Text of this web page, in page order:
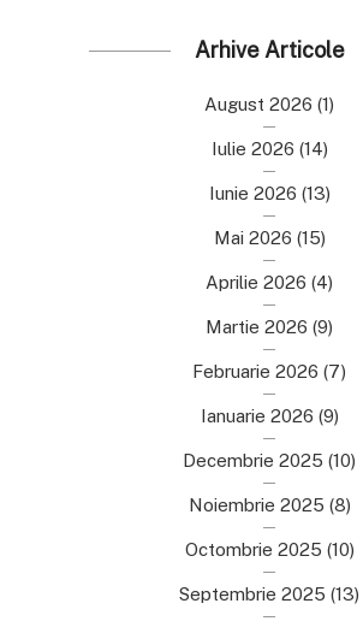
Arhive Articole
August 2026 (1)
Iulie 2026 (14)
Iunie 2026 (13)
Mai 2026 (15)
Aprilie 2026 (4)
Martie 2026 (9)
Februarie 2026 (7)
Ianuarie 2026 (9)
Decembrie 2025 (10)
Noiembrie 2025 (8)
Octombrie 2025 (10)
Septembrie 2025 (13)